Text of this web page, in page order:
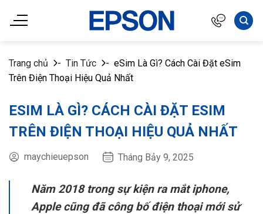
đến
Trang chủ
- Tin Tức - eSim Là Gì? Cách Cài Đặt eSim
Trên Điện Thoại Hiệu Quả Nhất
ESIM LÀ GÌ? CÁCH CÀI ĐẶT ESIM
TRÊN ĐIỆN THOẠI HIỆU QUẢ NHẤT
maychieuepson Tháng Bảy 9, 2025
Năm 2018 trong sự kiện ra mắt iphone,
Apple cũng đã công bố điện thoại mới sử